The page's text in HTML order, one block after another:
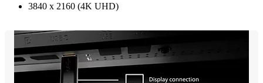
3840 x 2160 (4K UHD)